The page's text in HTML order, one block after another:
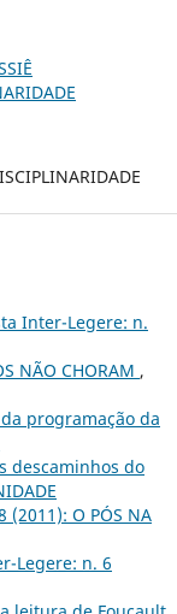
Inter-Legere: n.
NÃO CHORAM ,
programação da
descaminhos do
O PÓS NA
Legere: n. 6